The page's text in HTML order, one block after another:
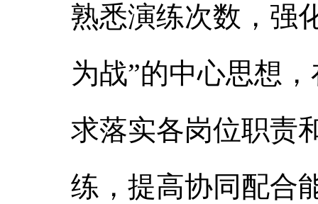
熟悉演练次数，强
为战”的中心思想
求落实各岗位职责
练，提高协同配合